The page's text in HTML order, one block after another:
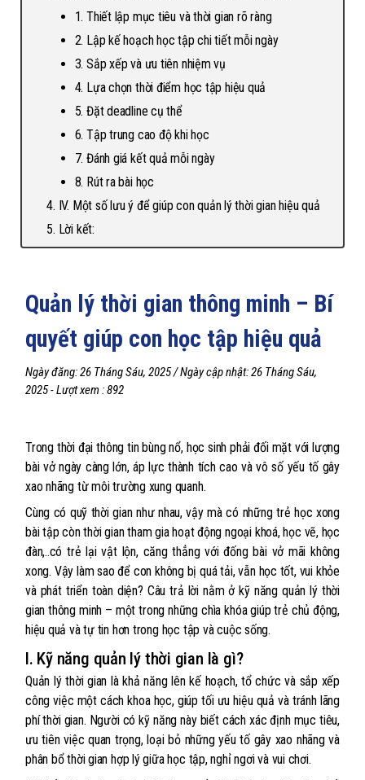
1. Thiết lập mục tiêu và thời gian rõ ràng
2. Lập kế hoạch học tập chi tiết mỗi ngày
3. Sắp xếp và ưu tiên nhiệm vụ
4. Lựa chọn thời điểm học tập hiệu quả
5. Đặt deadline cụ thể
6. Tập trung cao độ khi học
7. Đánh giá kết quả mỗi ngày
8. Rút ra bài học
IV. Một số lưu ý để giúp con quản lý thời gian hiệu quả
Lời kết:
Quản lý thời gian thông minh – Bí
quyết giúp con học tập hiệu quả
Ngày đăng:26 Tháng Sáu, 2025/ Ngày cập nhật:26 Tháng Sáu,
2025- Lượt xem : 892
Trong thời đại thông tin bùng nổ, học sinh phải đối mặt với lượng
bài vở ngày càng lớn, áp lực thành tích cao và vô số yếu tố gây
xao nhãng từ môi trường xung quanh.
Cùng có quỹ thời gian như nhau, vậy mà có những trẻ học xong
bài tập còn thời gian tham gia hoạt động ngoại khoá, học vẽ, học
đàn,..có trẻ lại vật lộn, căng thẳng với đống bài vở mãi không
xong. Vậy làm sao để con không bị quá tải, vẫn học tốt, vui khỏe
và phát triển toàn diện? Câu trả lời nằm ở kỹ năng quản lý thời
gian thông minh – một trong những chìa khóa giúp trẻ chủ động,
hiệu quả và tự tin hơn trong học tập và cuộc sống.
I. Kỹ năng quản lý thời gian là gì?
Quản lý thời gian là khả năng lên kế hoạch, tổ chức và sắp xếp
công việc một cách khoa học, giúp tối ưu hiệu quả và tránh lãng
phí thời gian. Người có kỹ năng này biết cách xác định mục tiêu,
ưu tiên việc quan trọng, loại bỏ những yếu tố gây xao nhãng và
phân bổ thời gian hợp lý giữa học tập, nghỉ ngơi và vui chơi.